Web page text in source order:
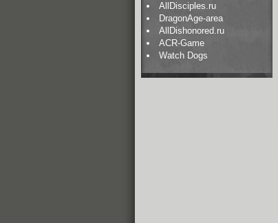
AllDisciples.ru
DragonAge-area
AllDishonored.ru
ACR-Game
Watch Dogs